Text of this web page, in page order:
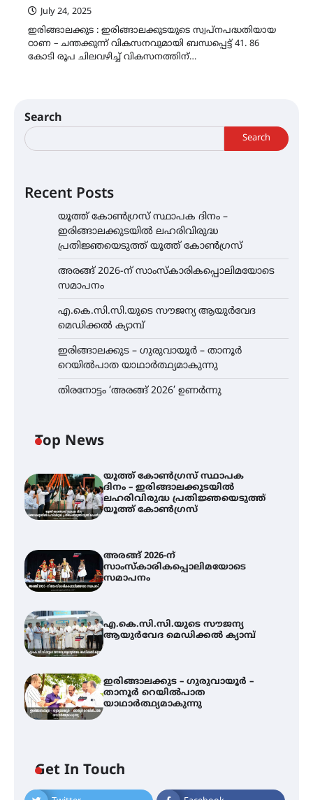
July 24, 2025
ഇരിങ്ങാലക്കുട : ഇരിങ്ങാലക്കുടയുടെ സ്വപ്നപദ്ധതിയായ
ഠാണ – ചന്തക്കുന്ന് വികസനവുമായി ബന്ധപ്പെട്ട് 41. 86
കോടി രൂപ ചിലവഴിച്ച് വികസനത്തിന്…
Search
Search
Recent Posts
യൂത്ത് കോൺഗ്രസ്‌ സ്ഥാപക ദിനം –
ഇരിങ്ങാലക്കുടയിൽ ലഹരിവിരുദ്ധ
പ്രതിജ്ഞയെടുത്ത് യൂത്ത് കോൺഗ്രസ്
അരങ്ങ് 2026-ന് സാംസ്കാരികപ്പൊലിമയോടെ
സമാപനം
എ.കെ.സി.സി.യുടെ സൗജന്യ ആയുർവേദ
മെഡിക്കൽ ക്യാമ്പ്
ഇരിങ്ങാലക്കുട – ഗുരുവായൂർ – താനൂർ
റെയിൽപാത യാഥാർത്ഥ്യമാകുന്നു
തിരനോട്ടം ‘അരങ്ങ് 2026’ ഉണർന്നു
Top News
യൂത്ത് കോൺഗ്രസ്‌ സ്ഥാപക
ദിനം – ഇരിങ്ങാലക്കുടയിൽ
ലഹരിവിരുദ്ധ പ്രതിജ്ഞയെടുത്ത്
യൂത്ത് കോൺഗ്രസ്
അരങ്ങ് 2026-ന്
സാംസ്കാരികപ്പൊലിമയോടെ
സമാപനം
എ.കെ.സി.സി.യുടെ സൗജന്യ
ആയുർവേദ മെഡിക്കൽ ക്യാമ്പ്
ഇരിങ്ങാലക്കുട – ഗുരുവായൂർ –
താനൂർ റെയിൽപാത
യാഥാർത്ഥ്യമാകുന്നു
Get In Touch